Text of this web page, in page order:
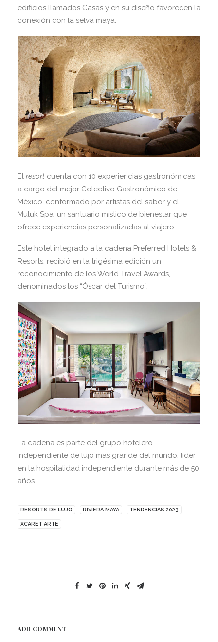
edificios llamados Casas y en su diseño favorecen la
conexión con la selva maya.
El resort cuenta con 10 experiencias gastronómicas
a cargo del mejor Colectivo Gastronómico de
México, conformado por artistas del sabor y el
Muluk Spa, un santuario místico de bienestar que
ofrece experiencias personalizadas al viajero.
Este hotel integrado a la cadena Preferred Hotels &
Resorts, recibió en la trigésima edición un
reconocimiento de los World Travel Awards,
denominados los “Óscar del Turismo”.
La cadena es parte del grupo hotelero
independiente de lujo más grande del mundo, líder
en la hospitalidad independiente durante más de 50
años.
RESORTS DE LUJO RIVIERA MAYA TENDENCIAS 2023
XCARET ARTE
ADD COMMENT